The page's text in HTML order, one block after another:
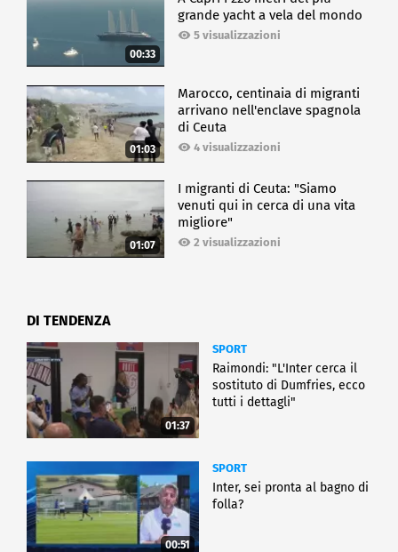
00:33
grande yacht a vela del mondo
5 visualizzazioni
01:03
Marocco, centinaia di migranti
arrivano nell'enclave spagnola
di Ceuta
4 visualizzazioni
01:07
I migranti di Ceuta: "Siamo
venuti qui in cerca di una vita
migliore"
2 visualizzazioni
DI TENDENZA
01:37
SPORT
Raimondi: "L'Inter cerca il
sostituto di Dumfries, ecco
tutti i dettagli"
00:51
SPORT
Inter, sei pronta al bagno di
folla?